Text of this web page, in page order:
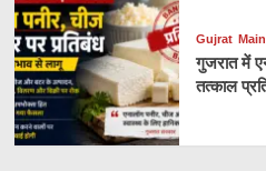
Gujrat
गुजरात में
तत्काल